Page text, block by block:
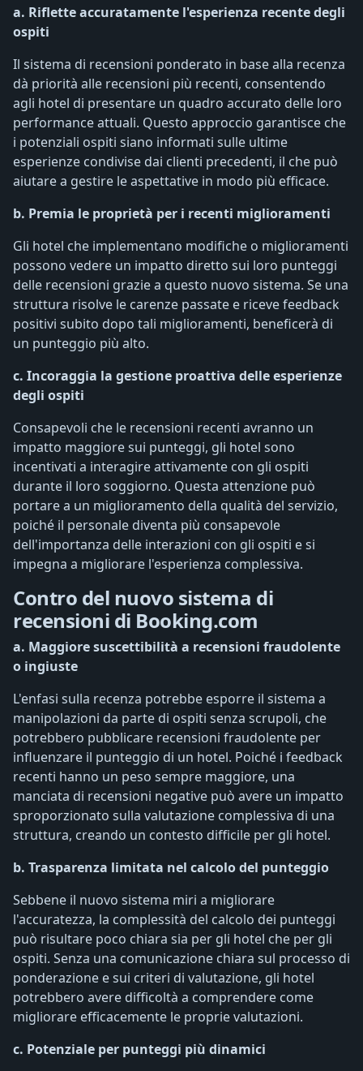
a. Riflette accuratamente l'esperienza recente degli
ospiti
Il sistema di recensioni ponderato in base alla recenza
dà priorità alle recensioni più recenti, consentendo
agli hotel di presentare un quadro accurato delle loro
performance attuali. Questo approccio garantisce che
i potenziali ospiti siano informati sulle ultime
esperienze condivise dai clienti precedenti, il che può
aiutare a gestire le aspettative in modo più efficace.
b. Premia le proprietà per i recenti miglioramenti
Gli hotel che implementano modifiche o miglioramenti
possono vedere un impatto diretto sui loro punteggi
delle recensioni grazie a questo nuovo sistema. Se una
struttura risolve le carenze passate e riceve feedback
positivi subito dopo tali miglioramenti, beneficerà di
un punteggio più alto.
c. Incoraggia la gestione proattiva delle esperienze
degli ospiti
Consapevoli che le recensioni recenti avranno un
impatto maggiore sui punteggi, gli hotel sono
incentivati ​​a interagire attivamente con gli ospiti
durante il loro soggiorno. Questa attenzione può
portare a un miglioramento della qualità del servizio,
poiché il personale diventa più consapevole
dell'importanza delle interazioni con gli ospiti e si
impegna a migliorare l'esperienza complessiva.
Contro del nuovo sistema di
recensioni di Booking.com
a. Maggiore suscettibilità a recensioni fraudolente
o ingiuste
L'enfasi sulla recenza potrebbe esporre il sistema a
manipolazioni da parte di ospiti senza scrupoli, che
potrebbero pubblicare recensioni fraudolente per
influenzare il punteggio di un hotel. Poiché i feedback
recenti hanno un peso sempre maggiore, una
manciata di recensioni negative può avere un impatto
sproporzionato sulla valutazione complessiva di una
struttura, creando un contesto difficile per gli hotel.
b. Trasparenza limitata nel calcolo del punteggio
Sebbene il nuovo sistema miri a migliorare
l'accuratezza, la complessità del calcolo dei punteggi
può risultare poco chiara sia per gli hotel che per gli
ospiti. Senza una comunicazione chiara sul processo di
ponderazione e sui criteri di valutazione, gli hotel
potrebbero avere difficoltà a comprendere come
migliorare efficacemente le proprie valutazioni.
c. Potenziale per punteggi più dinamici